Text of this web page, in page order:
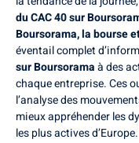
du CAC 40 sur
Boursorama, la bourse
éventail complet
sur Boursoramaà des
chaque entreprise. Ces
l’analyse des
mieux appréhender les
les plus actives d’Europe.